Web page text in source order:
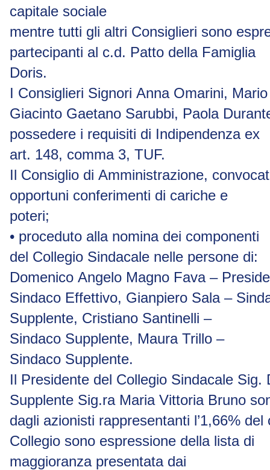
capitale sociale
mentre tutti gli altri Consiglieri sono
partecipanti al c.d. Patto della Famiglia
Doris.
I Consiglieri Signori Anna Omarini, Mario
Giacinto Gaetano Sarubbi, Paola
possedere i requisiti di Indipendenza ex
art. 148, comma 3, TUF.
Il Consiglio di Amministrazione,
opportuni conferimenti di cariche e
poteri;
• proceduto alla nomina dei componenti
del Collegio Sindacale nelle persone di:
Domenico Angelo Magno Fava –
Sindaco Effettivo, Gianpiero Sala –
Supplente, Cristiano Santinelli –
Sindaco Supplente, Maura Trillo –
Sindaco Supplente.
Il Presidente del Collegio Sindacale Sig.
Supplente Sig.ra Maria Vittoria Bruno
dagli azionisti rappresentanti l’1,66% del
Collegio sono espressione della lista di
maggioranza presentata dai